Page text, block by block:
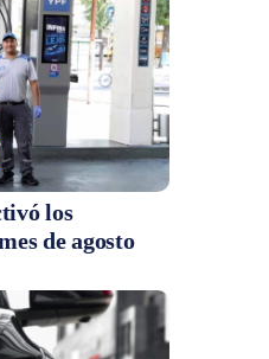
los
de agosto